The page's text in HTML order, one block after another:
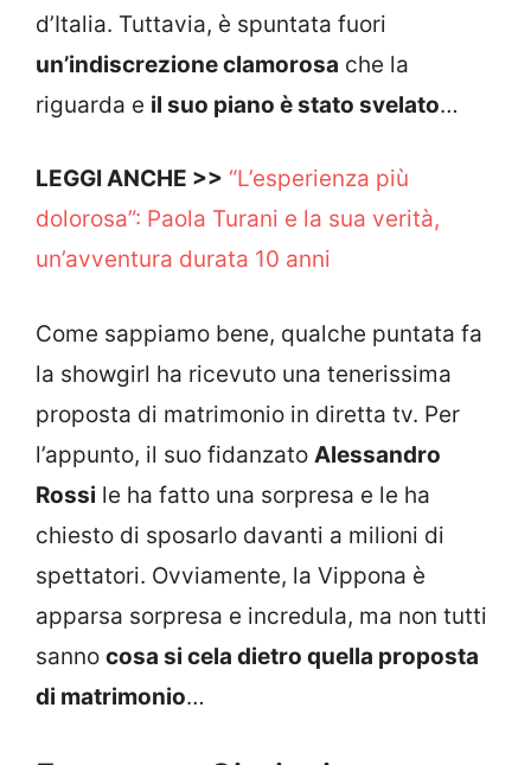
d’Italia. Tuttavia, è spuntata fuori
un’indiscrezione clamorosa che la
riguarda e il suo piano è stato svelato…
LEGGI ANCHE >> “L’esperienza più
dolorosa”: Paola Turani e la sua verità,
un’avventura durata 10 anni
Come sappiamo bene, qualche puntata fa
la showgirl ha ricevuto una tenerissima
proposta di matrimonio in diretta tv. Per
l’appunto, il suo fidanzato Alessandro
Rossi le ha fatto una sorpresa e le ha
chiesto di sposarlo davanti a milioni di
spettatori. Ovviamente, la Vippona è
apparsa sorpresa e incredula, ma non tutti
sanno cosa si cela dietro quella proposta
di matrimonio…